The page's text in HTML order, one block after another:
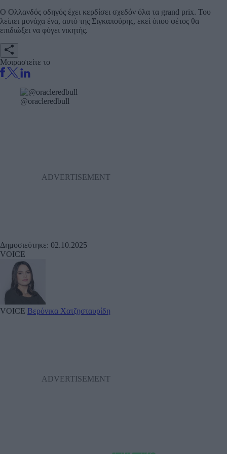
Ο Ολλανδός οδηγός έχει κερδίσει σχεδόν όλα τα grand prix. Του
λείπει μονάχα ένα, αυτό της Σιγκαπούρης, εκεί όπου φέτος θα
επιδιώξει να φύγει νικητής.
Μοιραστείτε το
@oracleredbull
Δημοσιεύτηκε: 02.10.2025
VOICE
VOICE Βερόνικα Χατζησταυρίδη